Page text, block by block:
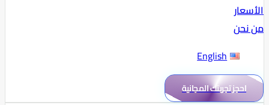
الأسعار
من نحن
English
احجز تجربتك المجانية